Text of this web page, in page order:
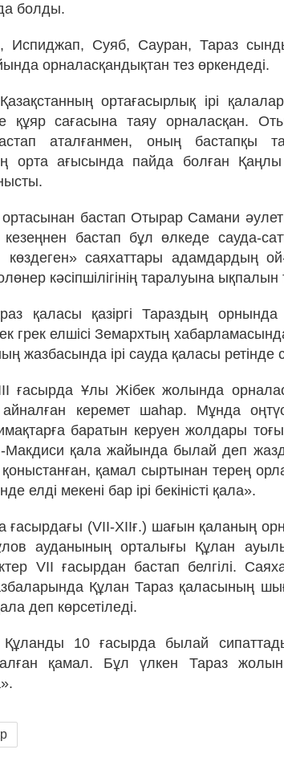
болды.
Испиджап, Суяб, Сауран, Тараз
орналасқандықтан тез өркендеді.
ортағасырлық ірі
құяр сағасына таяу орналасқан.
аталғанмен, оның бастапқы
орта ағысында пайда болған Қаңлы
бастап Отырар Самани
бастап бұл өлкеде сауда-
көздеген» саяхаттары адамдардың ой-
кәсіпшілігінің таралуына ықпалын
қаласы қазіргі Тараздың
грек елшісі Земархтың
жазбасында ірі сауда қаласы ретінде
ғасырда Ұлы Жібек жолында
керемет шаһар. Мұнда
қимақтарға баратын керуен жолдары
Макдиси қала жайында былай деп
қамал сыртынан терең
елді мекені бар ірі бекіністі қала».
ғасырдағы (VII-XIIғ.) шағын қаланың
ауданының орталығы Құлан
VII ғасырдан бастап белгілі.
Құлан Тараз қаласының
деп көрсетіледі.
10 ғасырда былай
қамал. Бұл үлкен Тараз